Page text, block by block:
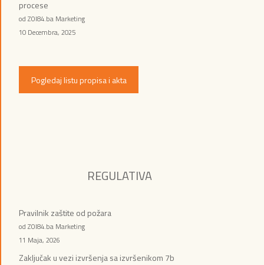
procese
od ZOI84.ba Marketing
10 Decembra, 2025
Pogledaj listu propisa i akta
REGULATIVA
Pravilnik zaštite od požara
od ZOI84.ba Marketing
11 Maja, 2026
Zaključak u vezi izvršenja sa izvršenikom 7b